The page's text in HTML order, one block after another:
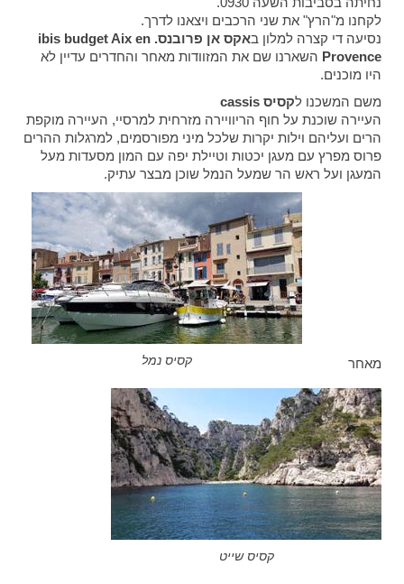
לקחנו מ"הרץ" את שני הרכבים ויצאנו לדרך.
נסיעה די קצרה למלון ב
אקס אן פרובנס. ibis budget Aix en
Provence השארנו שם את המזוודות מאחר והחדרים עדיין לא
היו מוכנים.
משם המשכנו לקסיס cassis
העיירה שוכנת על חוף הריוויירה מזרחית למרסיי, העיירה מוקפת
הרים ועליהם וילות יקרות שלכל מיני מפורסמים, למרגלות ההרים
פרוס מפרץ עם מעגן יכטות וטיילת יפה עם המון מסעדות מעל
המעגן ועל ראש הר שמעל הנמל שוכן מבצר עתיק.
קסיס נמל
קסיס שייט
מאחר